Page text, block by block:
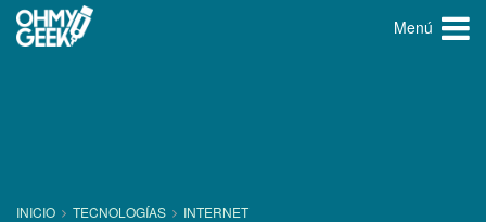
Menú
INICIO TECNOLOGÍ­AS INTERNET